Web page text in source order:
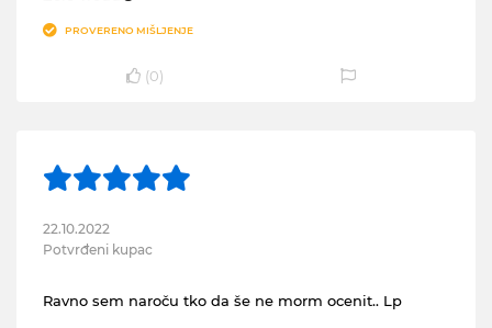
PROVERENO MIŠLJENJE
(0)
22.10.2022
Potvrđeni kupac
Ravno sem naroču tko da še ne morm ocenit.. Lp